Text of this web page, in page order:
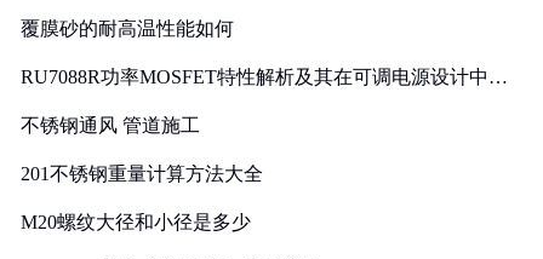
覆膜砂的耐高温性能如何
RU7088R功率MOSFET特性解析及其在可调电源设计中的
不锈钢通风 管道施工
201不锈钢重量计算方法大全
M20螺纹大径和小径是多少